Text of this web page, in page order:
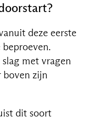
deze eerste
met vragen
boven zijn
dit soort